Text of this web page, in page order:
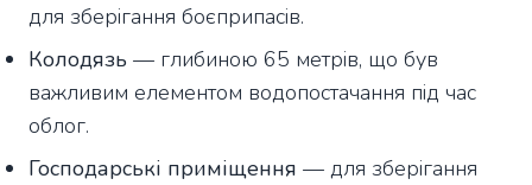
для зберігання боєприпасів.
Колодязь — глибиною 65 метрів, що був
важливим елементом водопостачання під час
облог.
Господарські приміщення — для зберігання